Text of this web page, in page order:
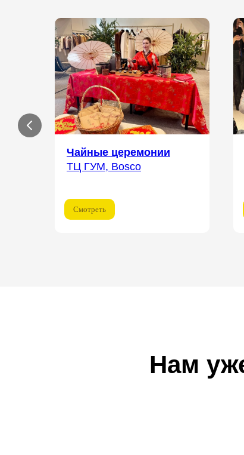
Чайные церемонии
ТЦ ГУМ, Bosco
Смотреть
Нам